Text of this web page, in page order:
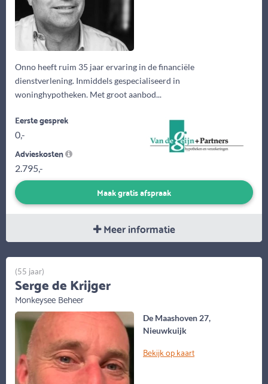
Onno heeft ruim 35 jaar ervaring in de financiële
dienstverlening. Inmiddels gespecialiseerd in
woninghypotheken. Met groot aanbod...
Eerste gesprek
0,-
Advieskosten
2.795,-
Maak gratis afspraak
Meer informatie
De Maashoven 27,
Nieuwkuijk
Bekijk op kaart
(55 jaar)
Serge de Krijger
Monkeysee Beheer